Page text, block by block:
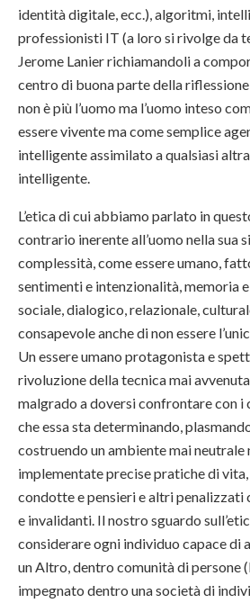
identità digitale, ecc.), algoritmi,
professionisti IT (a loro si rivolge da
Jerome Lanier richiamandoli a
centro di buona parte della
non è più l’uomo ma l’uomo inteso
essere vivente ma come semplice
intelligente assimilato a qualsiasi
intelligente.
L’etica di cui abbiamo parlato in
contrario inerente all’uomo nella sua
complessità, come essere umano,
sentimenti e intenzionalità, memoria
sociale, dialogico, relazionale,
consapevole anche di non essere
Un essere umano protagonista e
rivoluzione della tecnica mai
malgrado a doversi confrontare con
che essa sta determinando,
costruendo un ambiente mai neutrale
implementate precise pratiche di
condotte e pensieri e altri
e invalidanti. Il nostro sguardo
considerare ogni individuo capace di
un Altro, dentro comunità di persone
impegnato dentro una società di